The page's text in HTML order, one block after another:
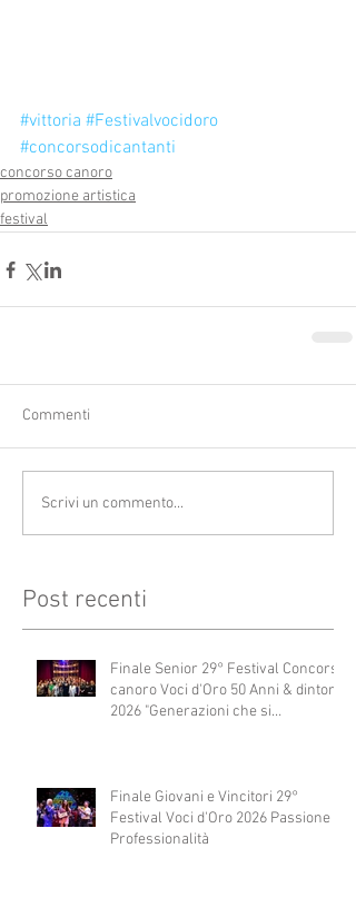
#vittoria #Festivalvocidoro
#concorsodicantanti
concorso canoro
promozione artistica
festival
Commenti
Scrivi un commento...
Post recenti
Finale Senior 29° Festival Concorso
canoro Voci d'Oro 50 Anni & dintorni
2026 "Generazioni che si
Finale Giovani e Vincitori 29°
Festival Voci d'Oro 2026 Passione e
Professionalità